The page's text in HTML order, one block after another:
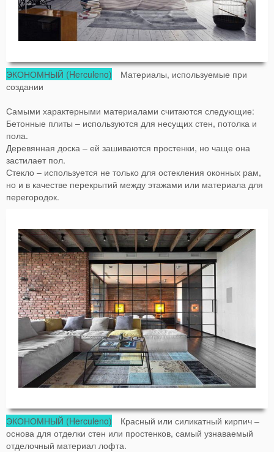
ЭКОНОМНЫЙ (Herculeno) Материалы, используемые при
создании
Самыми характерными материалами считаются следующие:
Бетонные плиты – используются для несущих стен, потолка и
пола.
Деревянная доска – ей зашиваются простенки, но чаще она
застилает пол.
Стекло – используется не только для остекления оконных рам,
но и в качестве перекрытий между этажами или материала для
перегородок.
ЭКОНОМНЫЙ (Herculeno) Красный или силикатный кирпич –
основа для отделки стен или простенков, самый узнаваемый
отделочный материал лофта.